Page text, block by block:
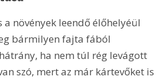
a növények leendő élőhelyéül
bármilyen fajta fából
ha nem túl rég levágott
szó, mert az már kártevőket is